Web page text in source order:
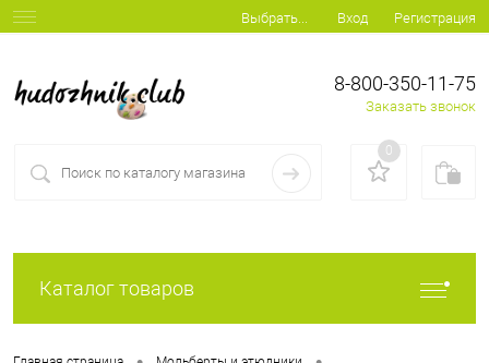
Выбрать... Вход Регистрация
8-800-350-11-75
Заказать звонок
0
Каталог товаров